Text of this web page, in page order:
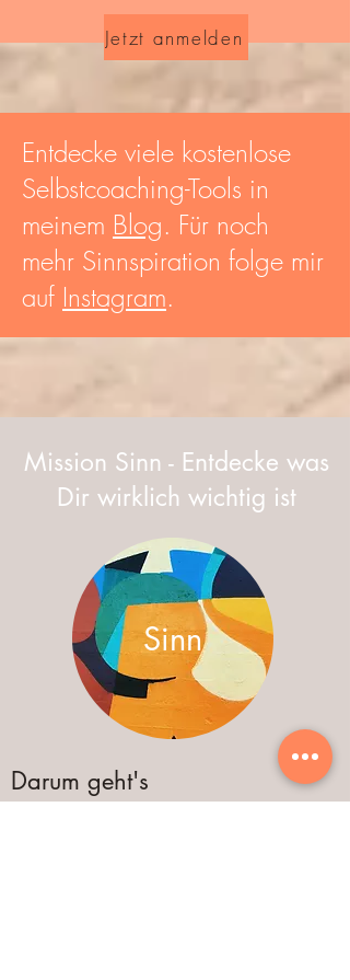
Jetzt anmelden
Entdecke viele kostenlose
Selbstcoaching-Tools in
meinem Blog. Für noch
mehr Sinnspiration folge mir
auf Instagram.
Mission Sinn - Entdecke was
Dir wirklich wichtig ist
Sinn
Darum geht's
Um im Leben einen Sinn zu erkennen, ist es